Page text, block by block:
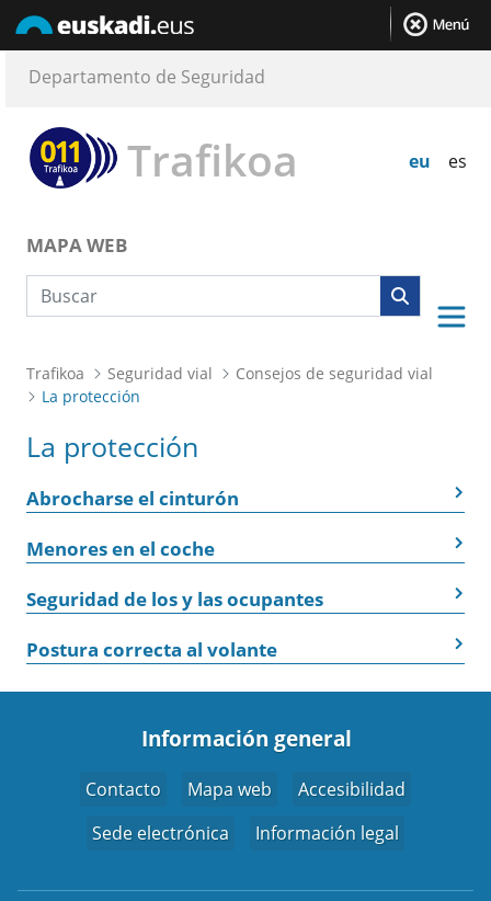
Trafikoa eu es
Departamento de Seguridad
MAPA WEB
Búsqueda web
Trafikoa Seguridad vial
Consejos de seguridad vial
La protección
La protección
Abrocharse el cinturón
Menores en el coche
Seguridad de los y las ocupantes
Postura correcta al volante
Información general
Contacto Mapa web
Accesibilidad
Sede electrónica
Información legal